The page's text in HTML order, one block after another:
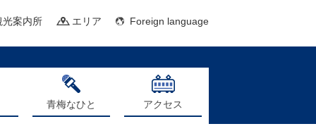
光案内所 エリア Foreign language
青梅なひと アクセス